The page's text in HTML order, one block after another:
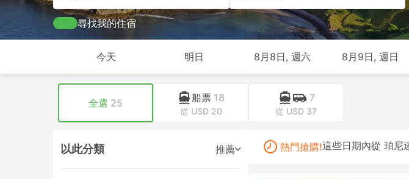
尋找我的住宿
今天 明日 8月8日, 週六 8月9日, 週日
全選 25 船票 18
從 USD 20
7
從 USD 37
以此分類 推薦 熱門搶購!這些日期內從 珀尼